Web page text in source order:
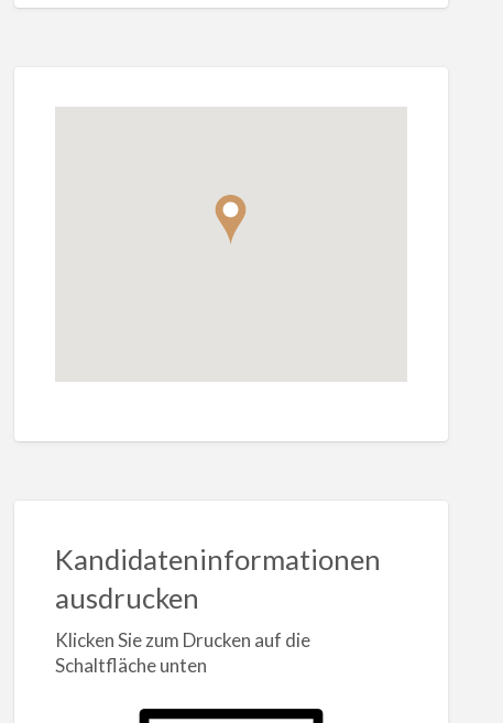
Kandidateninformationen
ausdrucken
Klicken Sie zum Drucken auf die
Schaltfläche unten